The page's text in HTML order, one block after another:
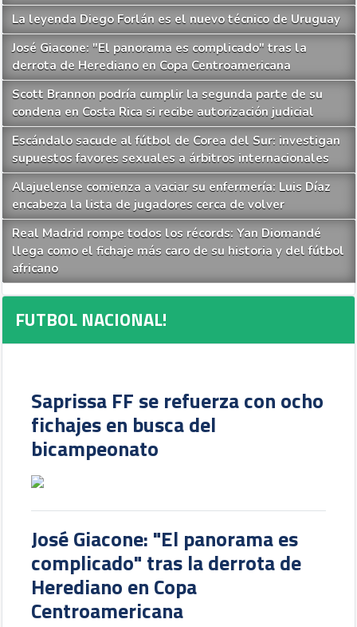
La leyenda Diego Forlán es el nuevo técnico de Uruguay
José Giacone: "El panorama es complicado" tras la
derrota de Herediano en Copa Centroamericana
Scott Brannon podría cumplir la segunda parte de su
condena en Costa Rica si recibe autorización judicial
Escándalo sacude al fútbol de Corea del Sur: investigan
supuestos favores sexuales a árbitros internacionales
Alajuelense comienza a vaciar su enfermería: Luis Díaz
encabeza la lista de jugadores cerca de volver
Real Madrid rompe todos los récords: Yan Diomandé
llega como el fichaje más caro de su historia y del fútbol
africano
FUTBOL NACIONAL!
Saprissa FF se refuerza con ocho
fichajes en busca del
bicampeonato
José Giacone: "El panorama es
complicado" tras la derrota de
Herediano en Copa
Centroamericana